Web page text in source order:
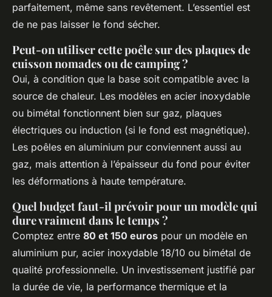
parfaitement, même sans revêtement. L’essentiel est
de ne pas laisser le fond sécher.
Peut-on utiliser cette poêle sur des plaques de
cuisson nomades ou de camping ?
Oui, à condition que la base soit compatible avec la
source de chaleur. Les modèles en acier inoxydable
ou bimétal fonctionnent bien sur gaz, plaques
électriques ou induction (si le fond est magnétique).
Les poêles en aluminium pur conviennent aussi au
gaz, mais attention à l’épaisseur du fond pour éviter
les déformations à haute température.
Quel budget faut-il prévoir pour un modèle qui
dure vraiment dans le temps ?
Comptez entre 80 et 150 euros pour un modèle en
aluminium pur, acier inoxydable 18/10 ou bimétal de
qualité professionnelle. Un investissement justifié par
la durée de vie, la performance thermique et la